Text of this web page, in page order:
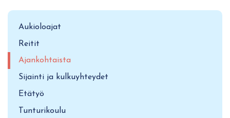
Aukioloajat
Reitit
Ajankohtaista
Sijainti ja kulkuyhteydet
Etätyö
Tunturikoulu